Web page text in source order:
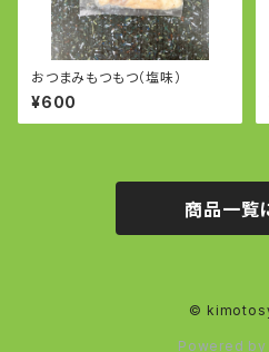
おつまみもつもつ（塩味）
¥600
商品一覧
©
Powered by